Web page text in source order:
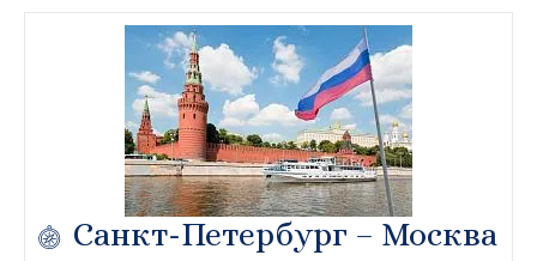
Санкт-Петербург – Москва